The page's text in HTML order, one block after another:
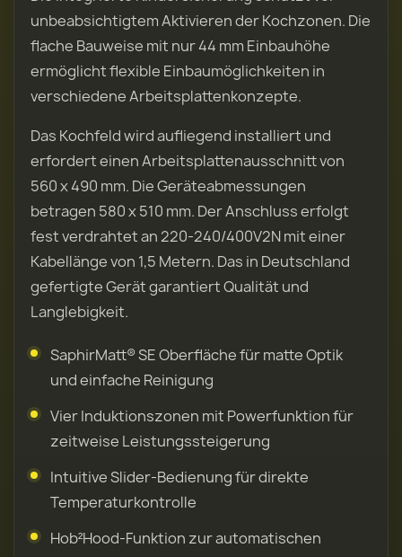
unbeabsichtigtem Aktivieren der Kochzonen. Die
flache Bauweise mit nur 44 mm Einbauhöhe
ermöglicht flexible Einbaumöglichkeiten in
verschiedene Arbeitsplattenkonzepte.
Das Kochfeld wird aufliegend installiert und
erfordert einen Arbeitsplattenausschnitt von
560 x 490 mm. Die Geräteabmessungen
betragen 580 x 510 mm. Der Anschluss erfolgt
fest verdrahtet an 220-240/400V2N mit einer
Kabellänge von 1,5 Metern. Das in Deutschland
gefertigte Gerät garantiert Qualität und
Langlebigkeit.
SaphirMatt® SE Oberfläche für matte Optik
und einfache Reinigung
Vier Induktionszonen mit Powerfunktion für
zeitweise Leistungssteigerung
Intuitive Slider-Bedienung für direkte
Temperaturkontrolle
Hob²Hood-Funktion zur automatischen